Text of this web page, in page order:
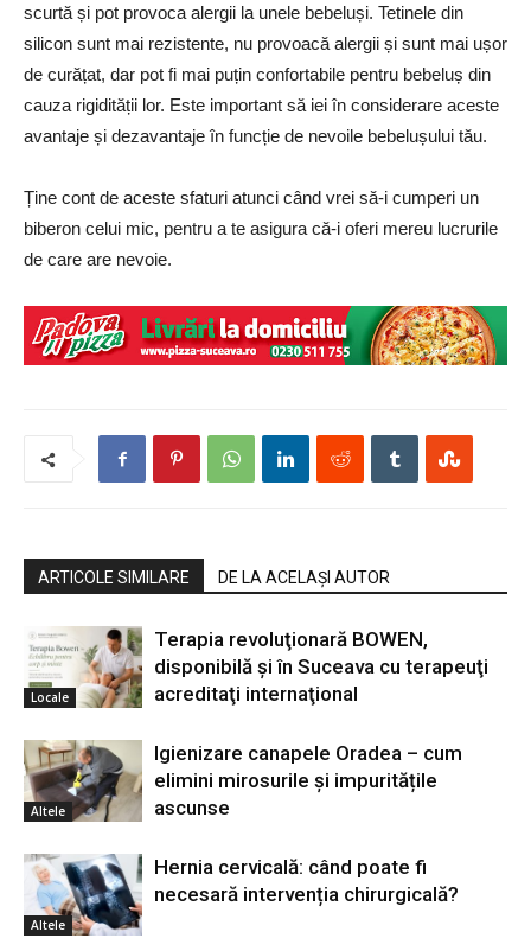
scurtă și pot provoca alergii la unele bebeluși. Tetinele din
silicon sunt mai rezistente, nu provoacă alergii și sunt mai ușor
de curățat, dar pot fi mai puțin confortabile pentru bebeluș din
cauza rigidității lor. Este important să iei în considerare aceste
avantaje și dezavantaje în funcție de nevoile bebelușului tău.
Ține cont de aceste sfaturi atunci când vrei să-i cumperi un
biberon celui mic, pentru a te asigura că-i oferi mereu lucrurile
de care are nevoie.
ARTICOLE SIMILARE DE LA ACELAȘI AUTOR
Locale
Terapia revoluţionară BOWEN,
disponibilă şi în Suceava cu terapeuţi
acreditaţi internaţional
Altele
Igienizare canapele Oradea – cum
elimini mirosurile și impuritățile
ascunse
Altele
Hernia cervicală: când poate fi
necesară intervenția chirurgicală?